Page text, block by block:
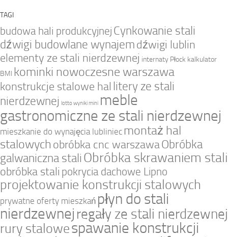
TAGI
budowa hali produkcyjnej Cynkowanie stali
dźwigi budowlane wynajemdźwigi lublin
elementy ze stali nierdzewnej internaty Płock kalkulator
BMI kominki nowoczesne warszawa
konstrukcje stalowe hal litery ze stali
nierdzewnej lotto wyniki mini meble
gastronomiczne ze stali nierdzewnej
mieszkanie do wynajęcia lubliniec montaż hal
stalowych obróbka cnc warszawaObróbka
galwaniczna stali Obróbka skrawaniem stali
obróbka stali pokrycia dachowe Lipno
projektowanie konstrukcji stalowych
prywatne oferty mieszkań płyn do stali
nierdzewnej regały ze stali nierdzewnej
rury stalowespawanie konstrukcji